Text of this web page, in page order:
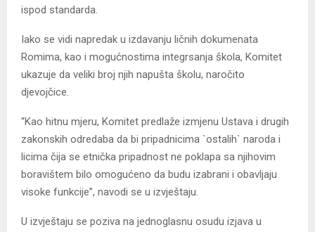
ispod standarda.
Iako se vidi napredak u izdavanju ličnih dokumenata
Romima, kao i mogućnostima integrsanja škola, Komitet
ukazuje da veliki broj njih napušta školu, naročito
djevojčice.
“Kao hitnu mjeru, Komitet predlaže izmjenu Ustava i drugih
zakonskih odredaba da bi pripadnicima `ostalih` naroda i
licima čija se etnička pripadnost ne poklapa sa njihovim
boravištem bilo omogućeno da budu izabrani i obavljaju
visoke funkcije”, navodi se u izvještaju.
U izvještaju se poziva na jednoglasnu osudu izjava u